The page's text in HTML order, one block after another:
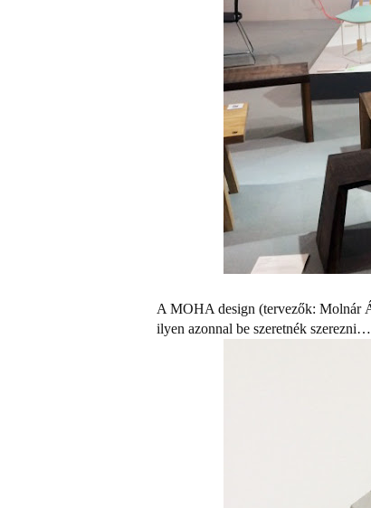
A MOHA design (tervezők: Molnár
ilyen azonnal be szeretnék